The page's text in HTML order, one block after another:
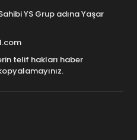
YS Grup adına Yaşar
telif hakları haber